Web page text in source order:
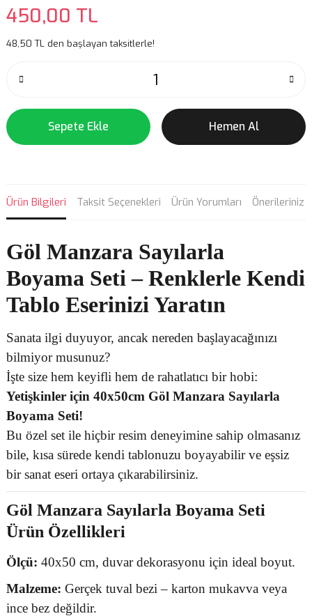
450,00 TL
48,50 TL den başlayan taksitlerle!
Sepete Ekle Hemen Al
Ürün Bilgileri Taksit Seçenekleri Ürün Yorumları Önerileriniz
Göl Manzara Sayılarla
Boyama Seti – Renklerle Kendi
Tablo Eserinizi Yaratın
Sanata ilgi duyuyor, ancak nereden başlayacağınızı
bilmiyor musunuz?
İşte size hem keyifli hem de rahatlatıcı bir hobi:
Yetişkinler için 40x50cm Göl Manzara Sayılarla
Boyama Seti!
Bu özel set ile hiçbir resim deneyimine sahip olmasanız
bile, kısa sürede kendi tablonuzu boyayabilir ve eşsiz
bir sanat eseri ortaya çıkarabilirsiniz.
Göl Manzara Sayılarla Boyama Seti
Ürün Özellikleri
Ölçü: 40x50 cm, duvar dekorasyonu için ideal boyut.
Malzeme: Gerçek tuval bezi – karton mukavva veya
ince bez değildir.